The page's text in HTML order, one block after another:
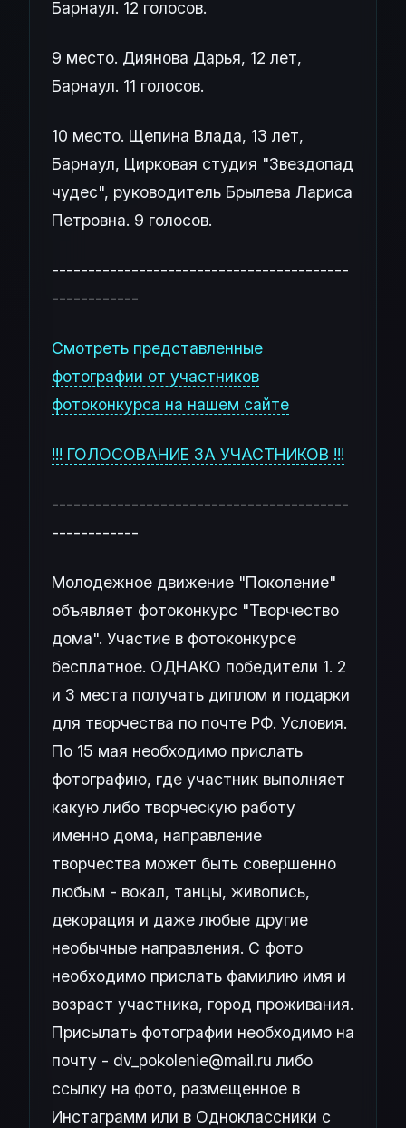
Барнаул. 12 голосов.
9 место. Диянова Дарья, 12 лет,
Барнаул. 11 голосов.
10 место. Щепина Влада, 13 лет,
Барнаул, Цирковая студия "Звездопад
чудес", руководитель Брылева Лариса
Петровна. 9 голосов.
-----------------------------------------
------------
Смотреть представленные
фотографии от участников
фотоконкурса на нашем сайте
!!! ГОЛОСОВАНИЕ ЗА УЧАСТНИКОВ !!!
-----------------------------------------
------------
Молодежное движение "Поколение"
объявляет фотоконкурс "Творчество
дома". Участие в фотоконкурсе
бесплатное. ОДНАКО победители 1. 2
и 3 места получать диплом и подарки
для творчества по почте РФ. Условия.
По 15 мая необходимо прислать
фотографию, где участник выполняет
какую либо творческую работу
именно дома, направление
творчества может быть совершенно
любым - вокал, танцы, живопись,
декорация и даже любые другие
необычные направления. С фото
необходимо прислать фамилию имя и
возраст участника, город проживания.
Присылать фотографии необходимо на
почту - dv_pokolenie@mail.ru либо
ссылку на фото, размещенное в
Инстаграмм или в Одноклассники с